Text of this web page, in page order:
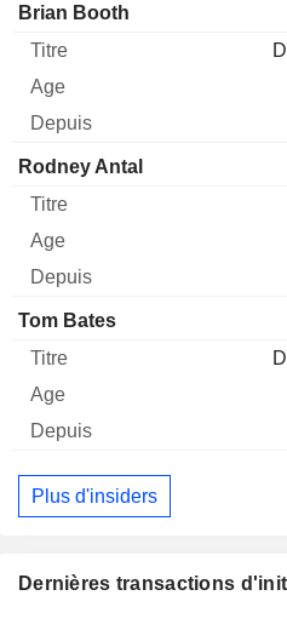
Administrateur
Brian Booth
Rodney Antal
Tom Bates
Plus d'insiders
Dernières transactions